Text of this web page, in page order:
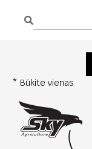
* Būkite vienas